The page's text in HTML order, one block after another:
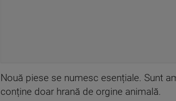
Nouă piese se numesc esențiale. Sunt
conține doar hrană de orgine animală.